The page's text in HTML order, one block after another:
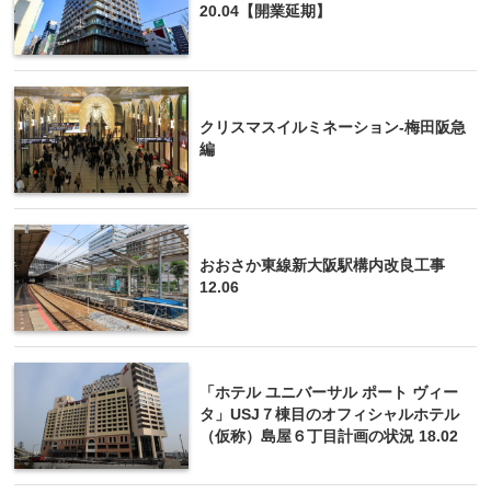
20.04【開業延期】
クリスマスイルミネーション-梅田阪急
編
おおさか東線新大阪駅構内改良工事
12.06
「ホテル ユニバーサル ポート ヴィー
タ」USJ７棟目のオフィシャルホテル
（仮称）島屋６丁目計画の状況 18.02